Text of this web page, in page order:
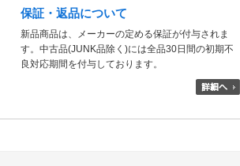
保証・返品について
新品商品は、メーカーの定める保証が付与されま
す。中古品(JUNK品除く)には全品30日間の初期不
良対応期間を付与しております。